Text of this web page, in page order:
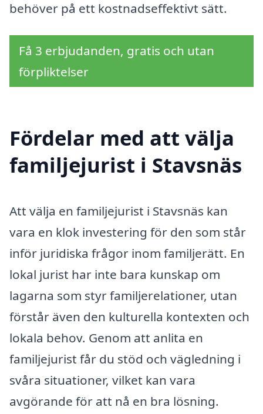
behöver på ett kostnadseffektivt sätt.
Få 3 erbjudanden, gratis och utan
förpliktelser
Fördelar med att välja
familjejurist i Stavsnäs
Att välja en familjejurist i Stavsnäs kan
vara en klok investering för den som står
inför juridiska frågor inom familjerätt. En
lokal jurist har inte bara kunskap om
lagarna som styr familjerelationer, utan
förstår även den kulturella kontexten och
lokala behov. Genom att anlita en
familjejurist får du stöd och vägledning i
svåra situationer, vilket kan vara
avgörande för att nå en bra lösning.